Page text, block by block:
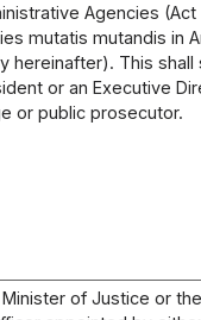
Agencies (Act
mutatis mutandis in
hereinafter). This
or an Executive
or public prosecutor.
of Justice or